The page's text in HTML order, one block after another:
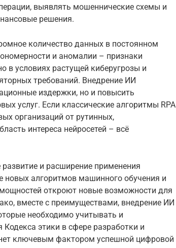
выявлять мошеннические схемы и
решения.
количество данных в постоянном
и аномалии – признаки
в условиях растущей киберугрозы и
требований. Внедрение ИИ
издержки, но и повысить
услуг. Если классические алгоритмы RPA
организаций от рутинных,
интереса нейросетей – всё
и расширение применения
новых алгоритмов машинного обучения и
откроют новые возможности для
вместе с преимуществами, внедрение ИИ
необходимо учитывать и
этики в сфере разработки и
ключевым фактором успешной цифровой